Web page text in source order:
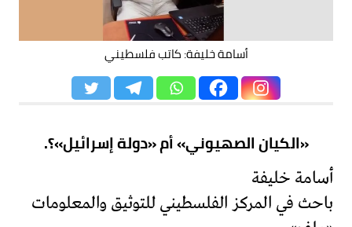
أسامة خليفة: كاتب فلسطيني
«الكيان الصهيوني» أم «دولة إسرائيل»؟.
أسامة خليفة
باحث في المركز الفلسطيني للتوثيق والمعلومات